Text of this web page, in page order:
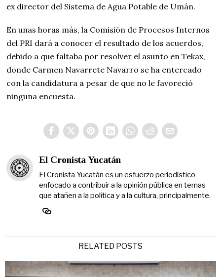
ex director del Sistema de Agua Potable de Umán.
En unas horas más, la Comisión de Procesos Internos
del PRI dará a conocer el resultado de los acuerdos,
debido a que faltaba por resolver el asunto en Tekax,
donde Carmen Navarrete Navarro se ha entercado
con la candidatura a pesar de que no le favoreció
ninguna encuesta.
El Cronista Yucatán
El Cronista Yucatán es un esfuerzo periodístico
enfocado a contribuir a la opinión pública en temas
que atañen a la política y a la cultura, principalmente.
RELATED POSTS